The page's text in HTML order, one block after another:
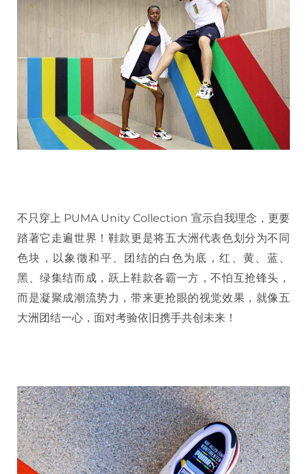
不只穿上 PUMA Unity Collection 宣示自我理念，更要
踏著它走遍世界！鞋款更是将五大洲代表色划分为不同
色块，以象徵和平、团结的白色为底，红、黄、蓝、
黑、绿集结而成，跃上鞋款各霸一方，不怕互抢锋头，
而是凝聚成潮流势力，带来更抢眼的视觉效果，就像五
大洲团结一心，面对考验依旧携手共创未来！